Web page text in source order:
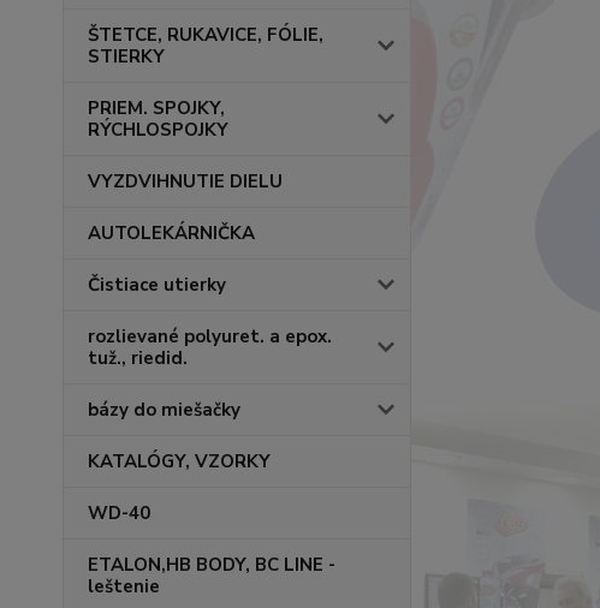
ŠTETCE, RUKAVICE, FÓLIE,
STIERKY
PRIEM. SPOJKY,
RÝCHLOSPOJKY
VYZDVIHNUTIE DIELU
AUTOLEKÁRNIČKA
Čistiace utierky
rozlievané polyuret. a epox.
tuž., riedid.
bázy do miešačky
KATALÓGY, VZORKY
WD-40
ETALON,HB BODY, BC LINE -
leštenie